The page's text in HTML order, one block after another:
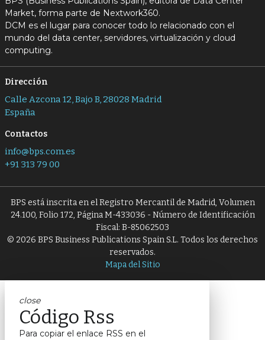
Market, forma parte de Nextwork360.
DCM es el lugar para conocer todo lo relacionado con el
mundo del data center, servidores, virtualización y cloud
computing.
Dirección
Calle Azcona 12, Bajo B, 28028 Madrid
España
Contactos
info@bps.com.es
+91 313 79 00
BPS está inscrita en el Registro Mercantil de Madrid, Volumen
24.100, Folio 172, Página M-433036 - Número de Identificación
Fiscal: B-85062503
© 2026 BPS Business Publications Spain S.L. Todos los derechos
reservados.
Mapa del Sitio
close
Código Rss
Para copiar el enlace RSS en el